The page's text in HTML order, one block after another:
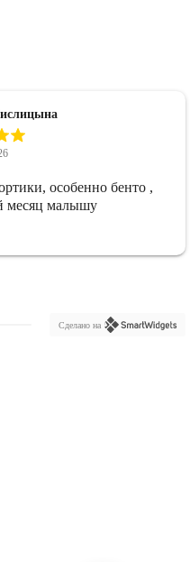
особенно бенто ,
месяц малышу
Сделано на